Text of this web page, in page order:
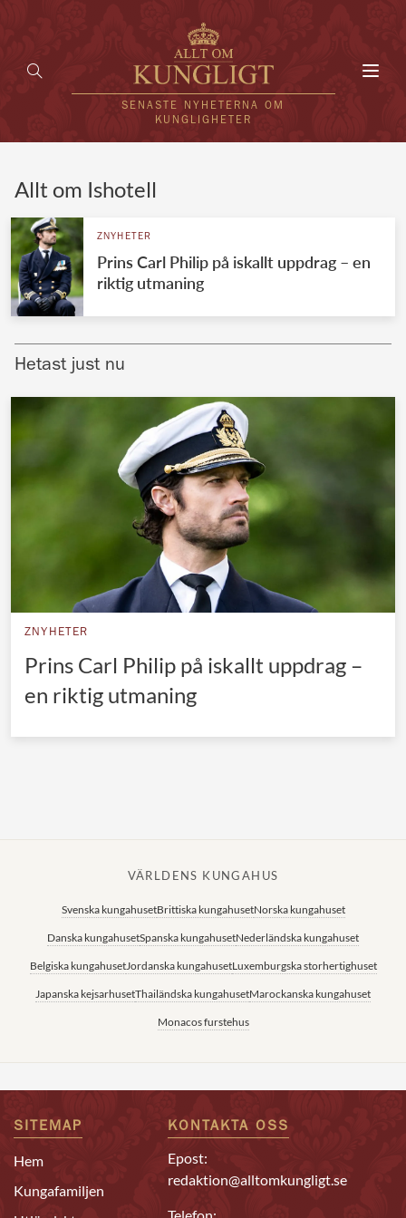
SENASTE NYHETERNA OM
KUNGLIGHETER
UTLÄNDSKT
VÄRLDENS KUNGAHUS
Brittiska kungahuset
Norska kungahuset
Danska kungahuset
Spanska kungahuset
Nederländska kungahuset
Belgiska kungahuset
Jordanska kungahuset
Japanska kejsarhuset
Thailändska kungahuset
Allt om Ishotell
ZNYHETER
Prins Carl Philip på iskallt uppdrag – en
riktig utmaning
Hetast just nu
ZNYHETER
Prins Carl Philip på iskallt uppdrag –
en riktig utmaning
VÄRLDENS KUNGAHUS
Svenska kungahusetBrittiska kungahusetNorska kungahuset
Danska kungahusetSpanska kungahusetNederländska kungahuset
Belgiska kungahusetJordanska kungahusetLuxemburgska storhertighuset
Japanska kejsarhusetThailändska kungahusetMarockanska kungahuset
Monacos furstehus
SITEMAP
Hem
Kungafamiljen
KONTAKTA OSS
Epost:
redaktion@alltomkungligt.se